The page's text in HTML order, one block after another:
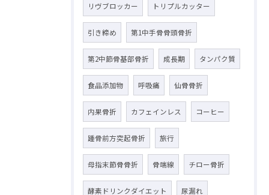
リヴブロッカー トリプルカッター
引き締め 第1中手骨骨頭骨折
第2中節骨基部骨折 成長期 タンパク質
食品添加物 呼吸痛 仙骨骨折
内果骨折 カフェインレス コーヒー
踵骨前方突起骨折 旅行
母指末節骨骨折 骨端線 チロー骨折
酵素ドリンクダイエット 尿漏れ